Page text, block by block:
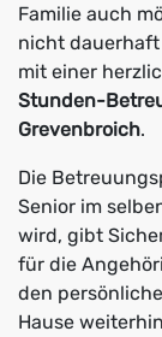
Familie auch
nicht dauerhaft
mit einer
Stunden-
Grevenbroich.
Die
Senior im
wird, gibt
für die
den
Hause